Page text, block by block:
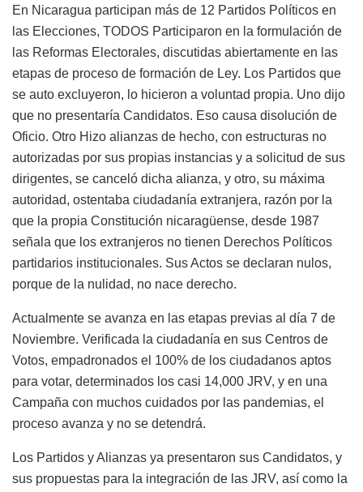
En Nicaragua participan más de 12 Partidos Políticos en
las Elecciones, TODOS Participaron en la formulación de
las Reformas Electorales, discutidas abiertamente en las
etapas de proceso de formación de Ley. Los Partidos que
se auto excluyeron, lo hicieron a voluntad propia. Uno dijo
que no presentaría Candidatos. Eso causa disolución de
Oficio. Otro Hizo alianzas de hecho, con estructuras no
autorizadas por sus propias instancias y a solicitud de sus
dirigentes, se canceló dicha alianza, y otro, su máxima
autoridad, ostentaba ciudadanía extranjera, razón por la
que la propia Constitución nicaragüense, desde 1987
señala que los extranjeros no tienen Derechos Políticos
partidarios institucionales. Sus Actos se declaran nulos,
porque de la nulidad, no nace derecho.
Actualmente se avanza en las etapas previas al día 7 de
Noviembre. Verificada la ciudadanía en sus Centros de
Votos, empadronados el 100% de los ciudadanos aptos
para votar, determinados los casi 14,000 JRV, y en una
Campaña con muchos cuidados por las pandemias, el
proceso avanza y no se detendrá.
Los Partidos y Alianzas ya presentaron sus Candidatos, y
sus propuestas para la integración de las JRV, así como la